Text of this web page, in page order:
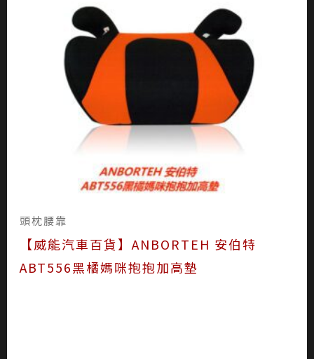
頭枕腰靠
【威能汽車百貨】ANBORTEH 安伯特
ABT556黑橘媽咪抱抱加高墊